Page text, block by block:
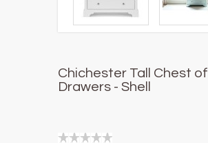
Chichester Tall Chest of
Drawers - Shell